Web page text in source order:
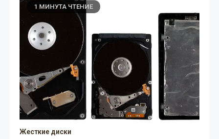
1 МИНУТА ЧТЕНИЕ
Жесткие диски